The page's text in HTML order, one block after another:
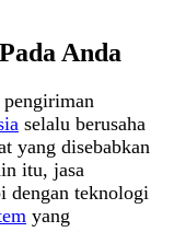
Anda
selalu berusaha
yang disebabkan
itu, jasa
dengan teknologi
yang